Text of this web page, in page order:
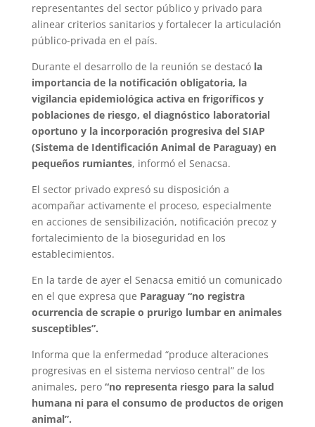
representantes del sector público y privado para
alinear criterios sanitarios y fortalecer la articulación
público-privada en el país.
Durante el desarrollo de la reunión se destacó la
importancia de la notificación obligatoria, la
vigilancia epidemiológica activa en frigoríficos y
poblaciones de riesgo, el diagnóstico laboratorial
oportuno y la incorporación progresiva del SIAP
(Sistema de Identificación Animal de Paraguay) en
pequeños rumiantes, informó el Senacsa.
El sector privado expresó su disposición a
acompañar activamente el proceso, especialmente
en acciones de sensibilización, notificación precoz y
fortalecimiento de la bioseguridad en los
establecimientos.
En la tarde de ayer el Senacsa emitió un comunicado
en el que expresa que Paraguay “no registra
ocurrencia de scrapie o prurigo lumbar en animales
susceptibles”.
Informa que la enfermedad “produce alteraciones
progresivas en el sistema nervioso central” de los
animales, pero “no representa riesgo para la salud
humana ni para el consumo de productos de origen
animal”.